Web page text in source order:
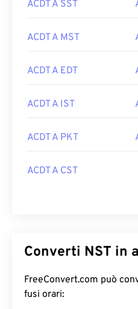
ACDT A SST
ACDT A MST
ACDT A EDT
ACDT A IST
ACDT A PKT
ACDT A CST
Converti NST in
FreeConvert.com può
fusi orari: